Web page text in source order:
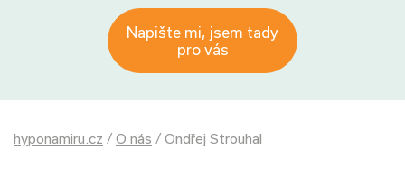
800 688 388
9−16 hod.
PřihlásitNapište mi, jsem tady
pro vás
hyponamiru.cz / O nás / Ondřej Strouhal